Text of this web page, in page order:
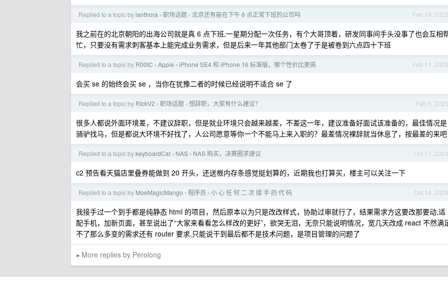
Feb 19, 2025
Replied to a topic by lanthora › 职场话题 › 北京还有能在下午 6 点正常下班的公司吗
我之前在的北京朝阳的出海公司就是真 6 点下班,一星期分配一次任务，有个大哥顶着，研发同事间手头没事了也会互相
忙，只要没有需求刺客基本上能完成业务需求，但是后来一年其他部门太卷了于是被卷到六点四十下班
Feb 11, 2025
Replied to a topic by R00tC › Apple › iPhone SE4 和 iPhone 16 标准版，哪个性价比更高
会买 se 的始终会买 se ，当你在犹豫二者的时候已经说明不适合 se 了
Feb 5, 2025
Replied to a topic by RIckV2 › 职场话题 › 想辞职，大家有什么建议？
很多人都说外面环境差，不建议辞职，但是就业环境只会越来越差，不差这一年，建议准备好面试该准备的，最佳情况是
骑驴找马，但是都说大环境不好找了，人公司愿意等你一个不能马上来入职的？最差情况裸辞就当休息了，按最差的来吧
Oct 17, 2024
Replied to a topic bykeyboardCat › NAS › NAS 购买，决赛圈求建议
c2 预告看天猫店里叠券能做到 20 开头，还送根内存条感觉挺划算的，近期我也打算买，楼主可以关注一下
Oct 14, 2024
Replied to a topic by MoeMagicMango › 程序员 › 小 心 任 何 二 次 接 手 的 代 码
我接手过一个到手都是纯静态 html 的项目，然后原本以为只是改改样式，协助过审就行了，结果需求方这要改那要动,适
配手机，加新页面，甚至说出了“大家来看看怎么样改的更好”，欲哭无泪，无奈只能说明情况，宽几天改成 react 不然满
不了那么多变的需求还有 router 要求,只能说干到最后都不是技术问题，是项目管理的问题了
» More replies by Perolong